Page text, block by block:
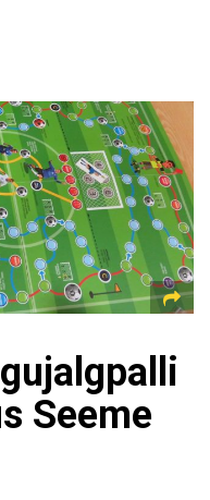
Seeme